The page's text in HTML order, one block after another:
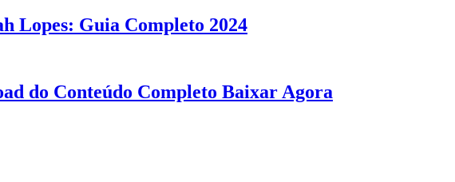
Lopes: Guia Completo 2024
do Conteúdo Completo Baixar Agora